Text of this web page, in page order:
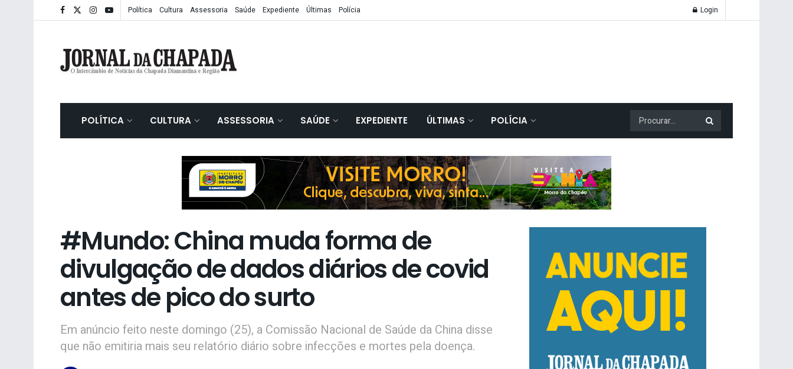
Política Cultura Assessoria Saúde Expediente Últimas Polícia Login
POLÍTICA CULTURA ASSESSORIA SAÚDE EXPEDIENTE ÚLTIMAS POLÍCIA
#Mundo: China muda forma de
divulgação de dados diários de covid
antes de pico do surto
Em anúncio feito neste domingo (25), a Comissão Nacional de Saúde da China disse
que não emitiria mais seu relatório diário sobre infecções e mortes pela doença.